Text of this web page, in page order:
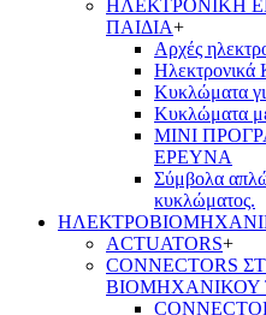
ΗΛΕΚΤΡΟΝΙΚΗ
ΠΑΙΔΙΑ+
Αρχές
Ηλεκτρονικά
Κυκλώματα
Κυκλώματα
ΜΙΝΙ
ΕΡΕΥΝΑ
Σύμβολα
κυκλώματος.
ACTUATORS+
CONNECTORS
ΒΙΟΜΗΧΑΝΙΚΟΥ